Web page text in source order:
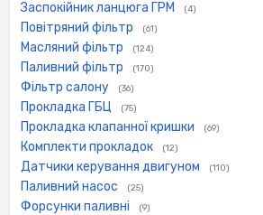
Заспокійник ланцюга ГРМ (4)
Повітряний фільтр (61)
Масляний фільтр (124)
Паливний фільтр (170)
Фільтр салону (36)
Прокладка ГБЦ (75)
Прокладка клапанної кришки (69)
Комплекти прокладок (12)
Датчики керування двигуном (110)
Паливний насос (25)
Форсунки паливні (9)